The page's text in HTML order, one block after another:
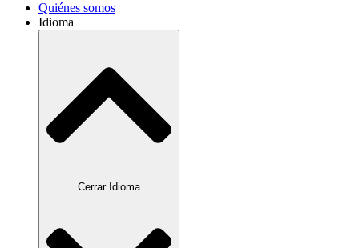
Quiénes somos
Idioma
Cerrar Idioma